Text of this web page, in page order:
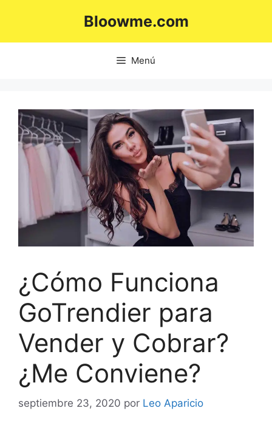
Bloowme.com
Menú
¿Cómo Funciona
GoTrendier para
Vender y Cobrar?
¿Me Conviene?
septiembre 23, 2020 por Leo Aparicio